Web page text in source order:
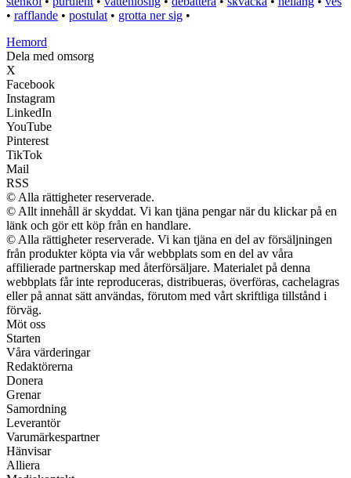
• rafflande • postulat • grotta ner sig •
Hemord
Dela med omsorg
X
Facebook
Instagram
LinkedIn
YouTube
Pinterest
TikTok
Mail
RSS
© Alla rättigheter reserverade.
© Allt innehåll är skyddat. Vi kan tjäna pengar när du klickar på en
länk och gör ett köp från en handlare.
© Alla rättigheter reserverade. Vi kan tjäna en del av försäljningen
från produkter köpta via vår webbplats som en del av våra
affilierade partnerskap med återförsäljare. Materialet på denna
webbplats får inte reproduceras, distribueras, överföras, cachelagras
eller på annat sätt användas, förutom med vårt skriftliga tillstånd i
förväg.
Möt oss
Starten
Våra värderingar
Redaktörerna
Donera
Grenar
Samordning
Leverantör
Varumärkespartner
Hänvisar
Alliera